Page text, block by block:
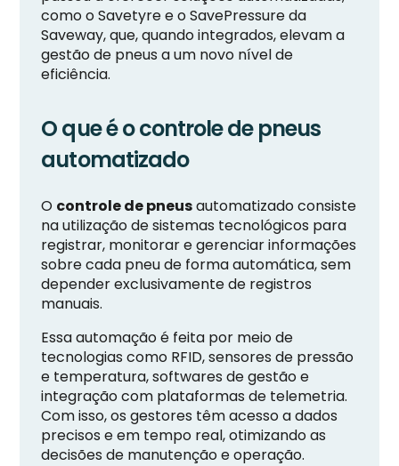
como o Savetyre e o SavePressure da
Saveway, que, quando integrados, elevam a
gestão de pneus a um novo nível de
eficiência.
O que é o controle de pneus
automatizado
O controle de pneusautomatizado consiste
na utilização de sistemas tecnológicos para
registrar, monitorar e gerenciar informações
sobre cada pneu de forma automática, sem
depender exclusivamente de registros
manuais.
Essa automação é feita por meio de
tecnologias como RFID, sensores de pressão
e temperatura, softwares de gestão e
integração com plataformas de telemetria.
Com isso, os gestores têm acesso a dados
precisos e em tempo real, otimizando as
decisões de manutenção e operação.